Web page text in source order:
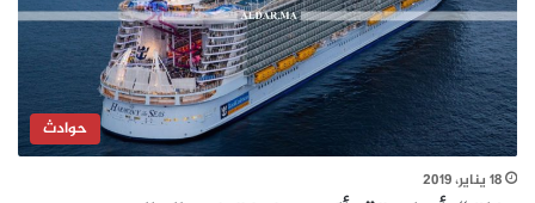
حوادث
18 يناير، 2019